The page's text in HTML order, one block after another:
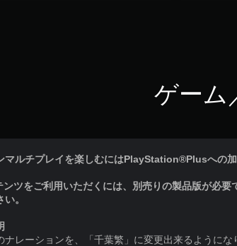
ゲーム
マルチプレイを楽しむにはPlayStation®Plusへの加
ツをご利用いただくには、別売りの製品版が必
。
ナレーションを、「千葉繁」に変更出来るようにな